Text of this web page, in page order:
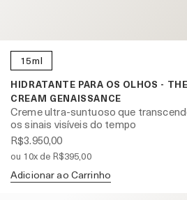
15ml
HIDRATANTE PARA OS OLHOS -
CREAM GENAISSANCE
Creme ultra-suntuoso que
os sinais visíveis do tempo
R$3.950,00
ou 10x de R$395,00
Adicionar ao Carrinho